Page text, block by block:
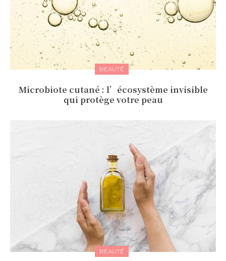
BEAUTÉ
Microbiote cutané : l’écosystème invisible
qui protège votre peau​
BEAUTÉ